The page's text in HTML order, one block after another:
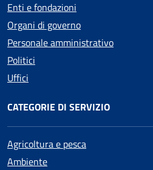
Enti e fondazioni
Organi di governo
Personale amministrativo
Politici
Uffici
CATEGORIE DI SERVIZIO
Agricoltura e pesca
Ambiente